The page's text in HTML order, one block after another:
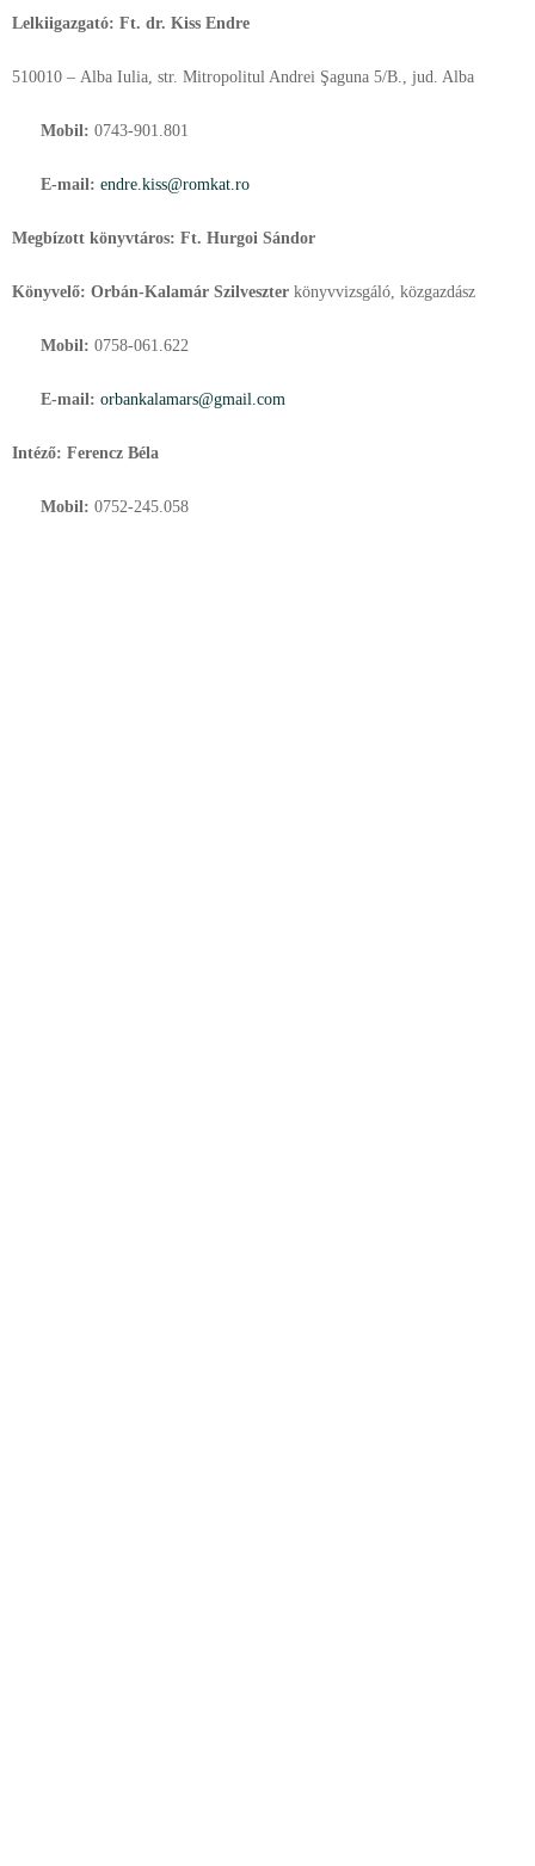
Lelkiigazgató: Ft. dr. Kiss Endre
510010 – Alba Iulia, str. Mitropolitul Andrei Şaguna 5/B., jud. Alba
Mobil: 0743-901.801
E-mail: endre.kiss@romkat.ro
Megbízott könyvtáros: Ft. Hurgoi Sándor
Könyvelő: Orbán-Kalamár Szilveszter könyvvizsgáló, közgazdász
Mobil: 0758-061.622
E-mail: orbankalamars@gmail.com
Intéző: Ferencz Béla
Mobil: 0752-245.058